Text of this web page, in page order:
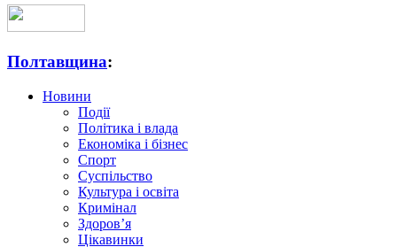
Полтавщина:
Новини
Події
Політика і влада
Економіка і бізнес
Спорт
Суспільство
Культура і освіта
Кримінал
Здоров’я
Цікавинки